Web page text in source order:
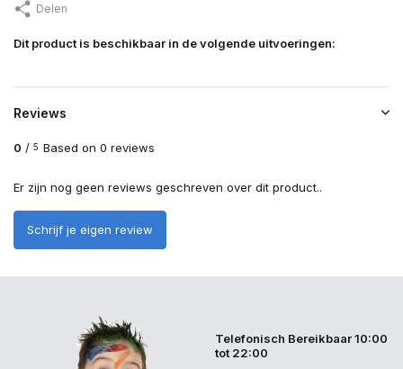
Delen
Dit product is beschikbaar in de volgende uitvoeringen:
Reviews
0 / 5 Based on 0 reviews
Er zijn nog geen reviews geschreven over dit product..
Schrijf je eigen review
Telefonisch Bereikbaar 10:00
tot 22:00